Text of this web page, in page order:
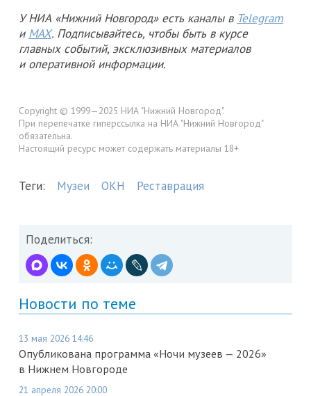
У НИА «Нижний Новгород» есть каналы в Telegram
и MAX. Подписывайтесь, чтобы быть в курсе
главных событий, эксклюзивных материалов
и оперативной информации.
Copyright © 1999—2025 НИА "Нижний Новгород".
При перепечатке гиперссылка на НИА "Нижний Новгород"
обязательна.
Настоящий ресурс может содержать материалы 18+
Теги: Музеи ОКН Реставрация
Поделиться:
Новости по теме
13 мая 2026 14:46
Опубликована программа «Ночи музеев — 2026»
в Нижнем Новгороде
21 апреля 2026 20:00